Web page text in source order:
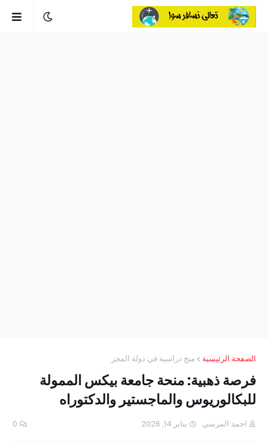
الصفحة الرئيسية منح دراسية في دولة المجر
فرصة ذهبية: منحة جامعة بيكس الممولة
للبكالوريوس والماجستير والدكتوراه
احمد المرسي يناير 14, 2026 0